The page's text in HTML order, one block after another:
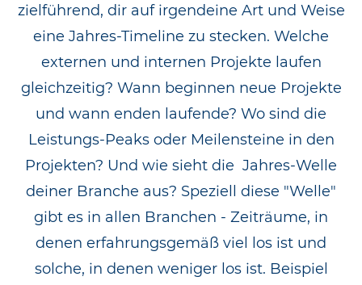
zielführend, dir auf irgendeine Art und Weise
eine Jahres-Timeline zu stecken. Welche
externen und internen Projekte laufen
gleichzeitig? Wann beginnen neue Projekte
und wann enden laufende? Wo sind die
Leistungs-Peaks oder Meilensteine in den
Projekten? Und wie sieht die Jahres-Welle
deiner Branche aus? Speziell diese "Welle"
gibt es in allen Branchen - Zeiträume, in
denen erfahrungsgemäß viel los ist und
solche, in denen weniger los ist. Beispiel